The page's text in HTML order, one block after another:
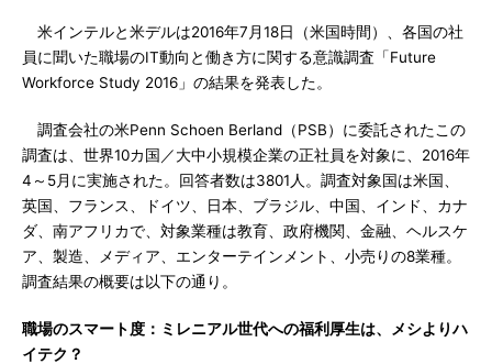
米インテルと米デルは2016年7月18日（米国時間）、各国の社
員に聞いた職場のIT動向と働き方に関する意識調査「Future
Workforce Study 2016」の結果を発表した。
調査会社の米Penn Schoen Berland（PSB）に委託されたこの
調査は、世界10カ国／大中小規模企業の正社員を対象に、2016年
4～5月に実施された。回答者数は3801人。調査対象国は米国、
英国、フランス、ドイツ、日本、ブラジル、中国、インド、カナ
ダ、南アフリカで、対象業種は教育、政府機関、金融、ヘルスケ
ア、製造、メディア、エンターテインメント、小売りの8業種。
調査結果の概要は以下の通り。
職場のスマート度：ミレニアル世代への福利厚生は、メシよりハ
イテク？